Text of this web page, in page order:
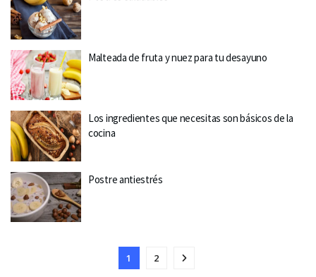
Malteada de fruta y nuez para tu desayuno
Los ingredientes que necesitas son básicos de la
cocina
Postre antiestrés
1 2